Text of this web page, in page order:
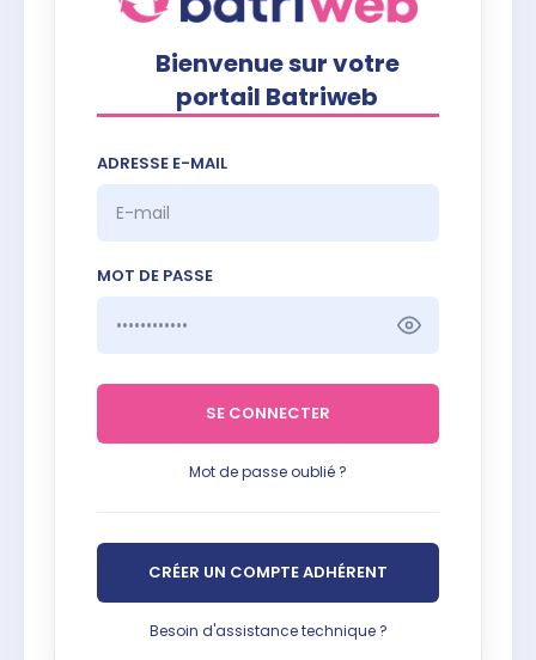
Bienvenue sur votre
portail Batriweb
ADRESSE E-MAIL
MOT DE PASSE
SE CONNECTER
Mot de passe oublié ?
CRÉER UN COMPTE ADHÉRENT
Besoin d'assistance technique ?